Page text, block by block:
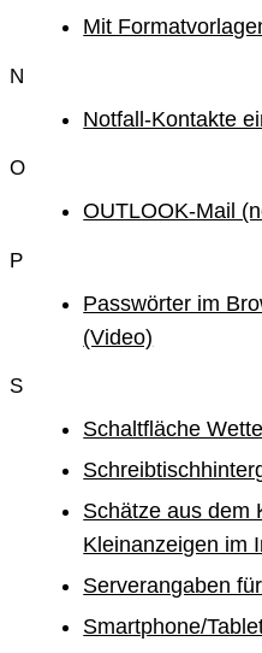
Mit
N
Notfall-Kontakte
O
OUTLOOK-Mail
P
Passwörter im
(Video)
S
Schaltfläche
Schätze aus dem
Kleinanzeigen im
Serverangaben
Smartphone/